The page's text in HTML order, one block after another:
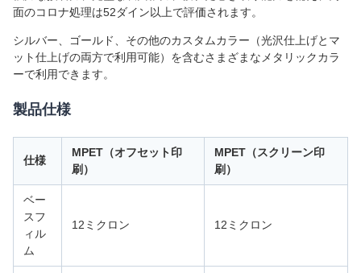
面のコロナ処理は52ダイン以上で評価されます。
シルバー、ゴールド、その他のカスタムカラー（光沢仕上げとマ
ット仕上げの両方で利用可能）を含むさまざまなメタリックカラ
ーで利用できます。
製品仕様
仕様
MPET（オフセット印
刷）
MPET（スクリーン印
刷）
ベー
スフ
ィル
ム
12ミクロン 12ミクロン